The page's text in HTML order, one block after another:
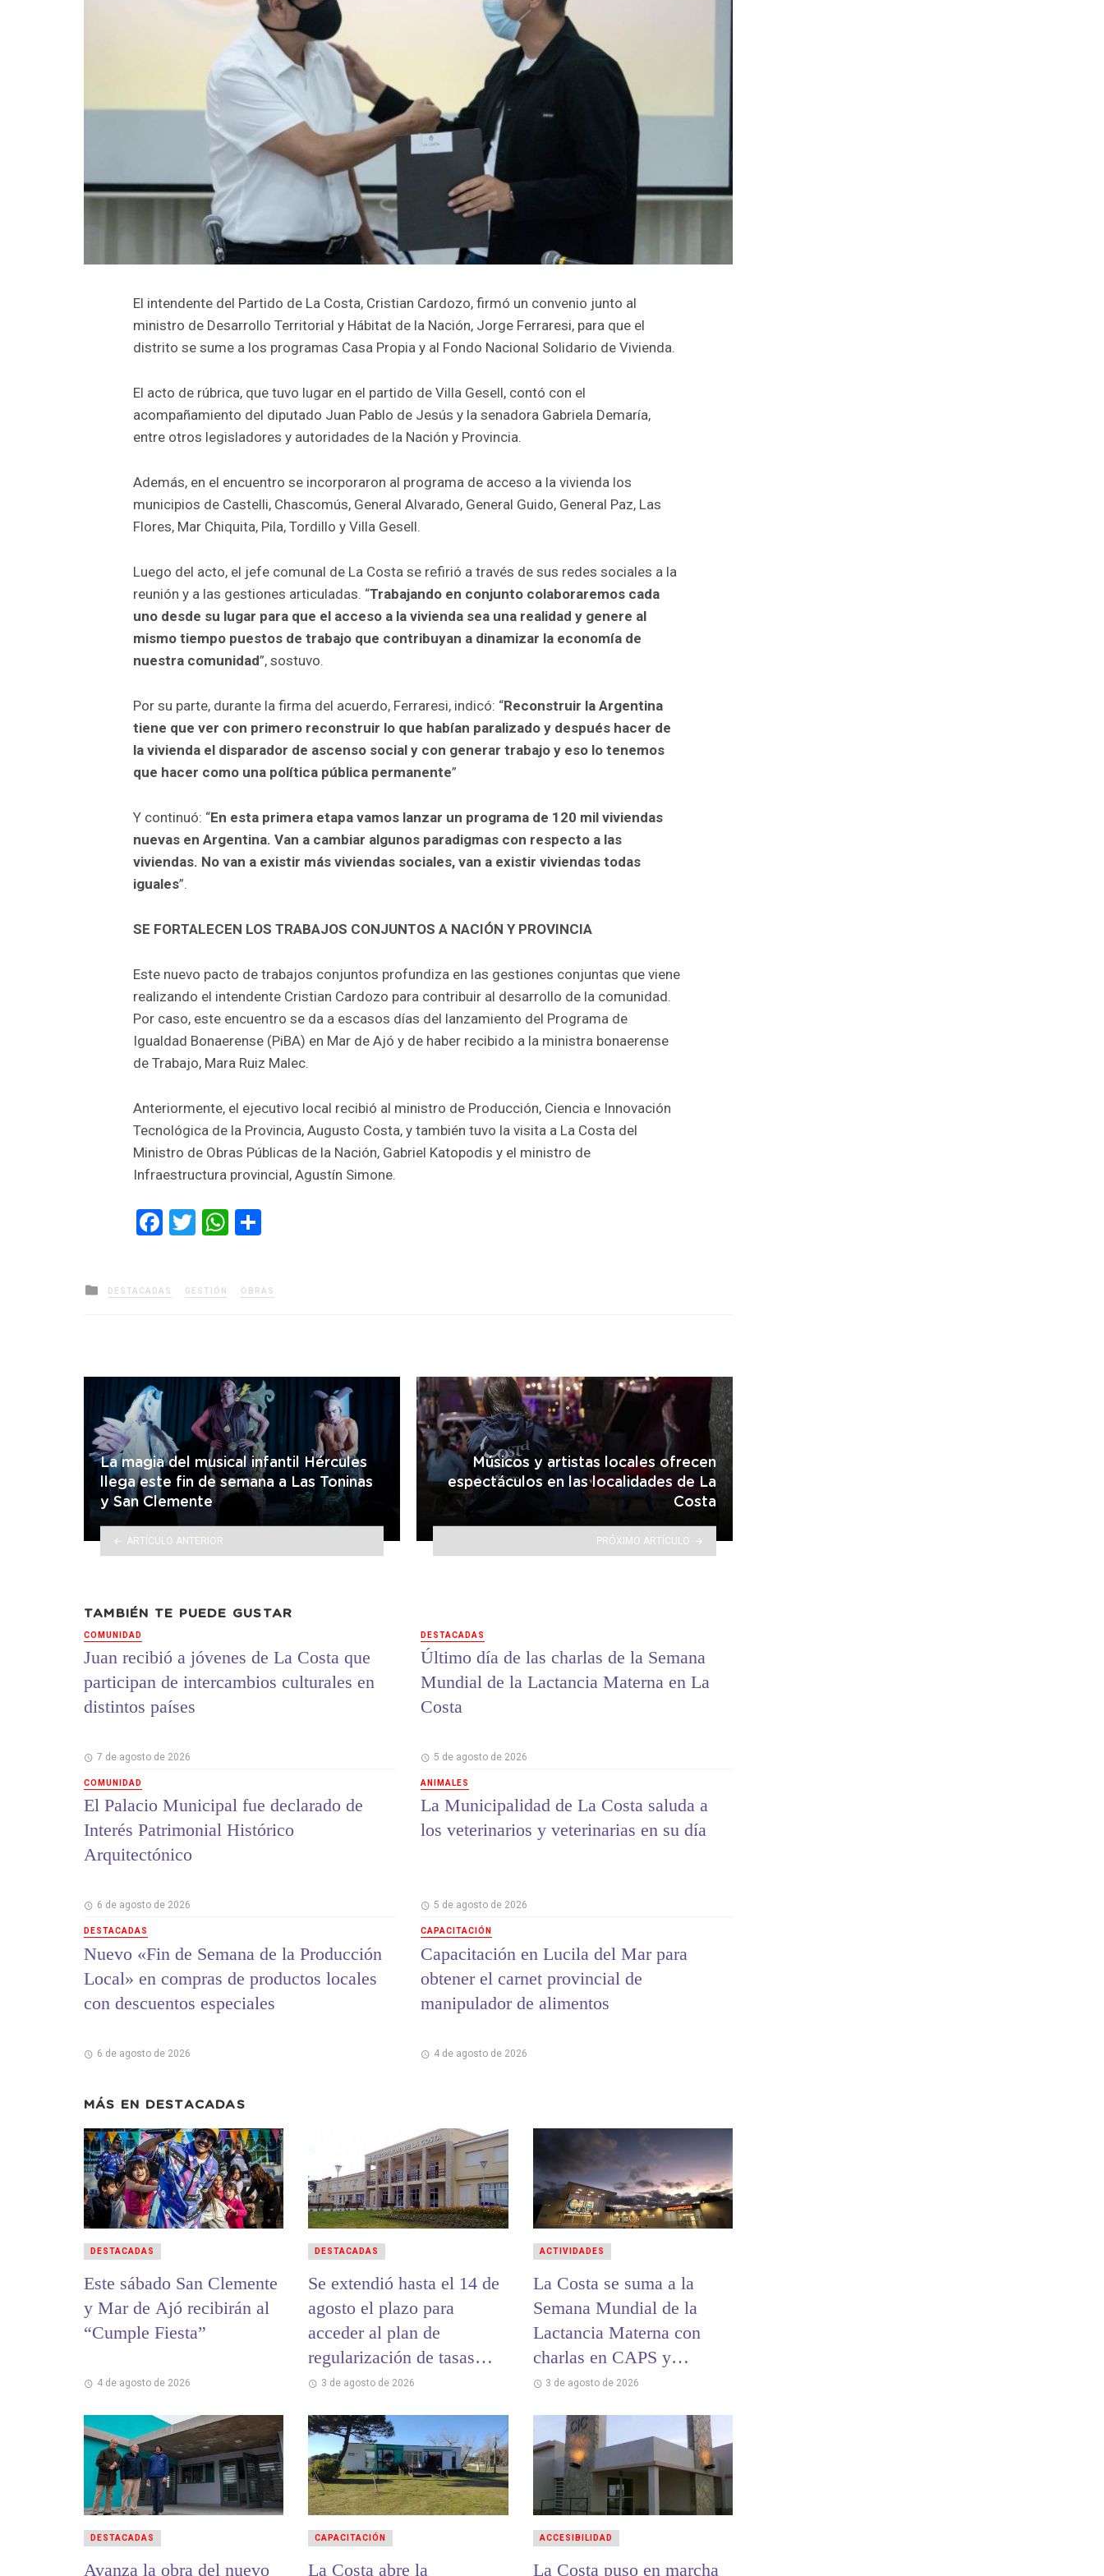
El intendente del Partido de La Costa, Cristian Cardozo, firmó un convenio junto al
ministro de Desarrollo Territorial y Hábitat de la Nación, Jorge Ferraresi, para que el
distrito se sume a los programas Casa Propia y al Fondo Nacional Solidario de Vivienda.
El acto de rúbrica, que tuvo lugar en el partido de Villa Gesell, contó con el
acompañamiento del diputado Juan Pablo de Jesús y la senadora Gabriela Demaría,
entre otros legisladores y autoridades de la Nación y Provincia.
Además, en el encuentro se incorporaron al programa de acceso a la vivienda los
municipios de Castelli, Chascomús, General Alvarado, General Guido, General Paz, Las
Flores, Mar Chiquita, Pila, Tordillo y Villa Gesell.
Luego del acto, el jefe comunal de La Costa se refirió a través de sus redes sociales a la
reunión y a las gestiones articuladas. “Trabajando en conjunto colaboraremos cada
uno desde su lugar para que el acceso a la vivienda sea una realidad y genere al
mismo tiempo puestos de trabajo que contribuyan a dinamizar la economía de
nuestra comunidad”, sostuvo.
Por su parte, durante la firma del acuerdo, Ferraresi, indicó: “Reconstruir la Argentina
tiene que ver con primero reconstruir lo que habían paralizado y después hacer de
la vivienda el disparador de ascenso social y con generar trabajo y eso lo tenemos
que hacer como una política pública permanente”
Y continuó: “En esta primera etapa vamos lanzar un programa de 120 mil viviendas
nuevas en Argentina. Van a cambiar algunos paradigmas con respecto a las
viviendas. No van a existir más viviendas sociales, van a existir viviendas todas
iguales”.
SE FORTALECEN LOS TRABAJOS CONJUNTOS A NACIÓN Y PROVINCIA
Este nuevo pacto de trabajos conjuntos profundiza en las gestiones conjuntas que viene
realizando el intendente Cristian Cardozo para contribuir al desarrollo de la comunidad.
Por caso, este encuentro se da a escasos días del lanzamiento del Programa de
Igualdad Bonaerense (PiBA) en Mar de Ajó y de haber recibido a la ministra bonaerense
de Trabajo, Mara Ruiz Malec.
Anteriormente, el ejecutivo local recibió al ministro de Producción, Ciencia e Innovación
Tecnológica de la Provincia, Augusto Costa, y también tuvo la visita a La Costa del
Ministro de Obras Públicas de la Nación, Gabriel Katopodis y el ministro de
Infraestructura provincial, Agustín Simone.
Facebook
TwitterWhatsApp
Posted
in
DESTACADAS GESTIÓN OBRAS
La magia del musical infantil Hércules
llega este fin de semana a Las Toninas
y San Clemente
ARTÍCULO ANTERIOR
Músicos y artistas locales ofrecen
espectáculos en las localidades de La
Costa
PRÓXIMO ARTÍCULO
TAMBIÉN TE PUEDE GUSTAR
COMUNIDAD
Juan recibió a jóvenes de La Costa que
participan de intercambios culturales en
distintos países
7 de agosto de 2026
COMUNIDAD
El Palacio Municipal fue declarado de
Interés Patrimonial Histórico
Arquitectónico
6 de agosto de 2026
DESTACADAS
Nuevo «Fin de Semana de la Producción
Local» en compras de productos locales
con descuentos especiales
6 de agosto de 2026
DESTACADAS
Último día de las charlas de la Semana
Mundial de la Lactancia Materna en La
Costa
5 de agosto de 2026
ANIMALES
La Municipalidad de La Costa saluda a
los veterinarios y veterinarias en su día
5 de agosto de 2026
CAPACITACIÓN
Capacitación en Lucila del Mar para
obtener el carnet provincial de
manipulador de alimentos
4 de agosto de 2026
MÁS EN DESTACADAS
Este sábado San Clemente
y Mar de Ajó recibirán al
“Cumple Fiesta”
4 de agosto de 2026
DESTACADAS
Se extendió hasta el 14 de
agosto el plazo para
acceder al plan de
regularización de tasas
municipales
3 de agosto de 2026
DESTACADAS
La Costa se suma a la
Semana Mundial de la
Lactancia Materna con
charlas en CAPS y
hospitales
3 de agosto de 2026
ACTIVIDADES
Avanza la obra del nuevo
DESTACADAS
La Costa abre la
CAPACITACIÓN
La Costa puso en marcha
ACCESIBILIDAD